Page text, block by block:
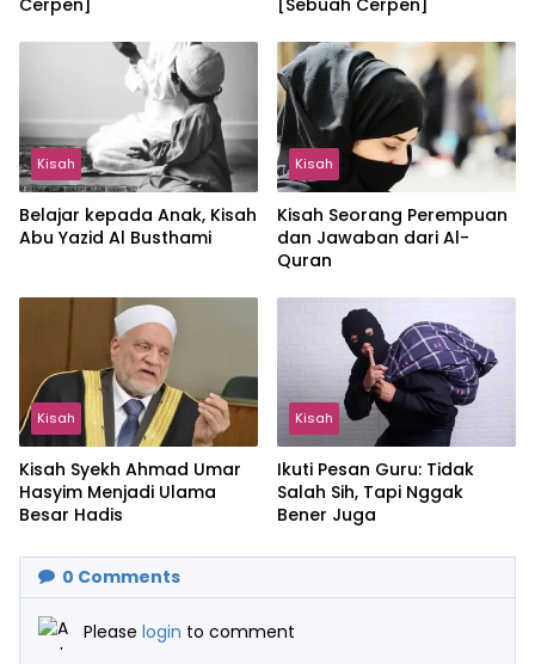
Kisah
Belajar kepada Anak, Kisah
Abu Yazid Al Busthami
Kisah
Kisah Seorang Perempuan
dan Jawaban dari Al-
Quran
Kisah
Kisah Syekh Ahmad Umar
Hasyim Menjadi Ulama
Besar Hadis
Kisah
Ikuti Pesan Guru: Tidak
Salah Sih, Tapi Nggak
Bener Juga
0 Comments
Please login to comment